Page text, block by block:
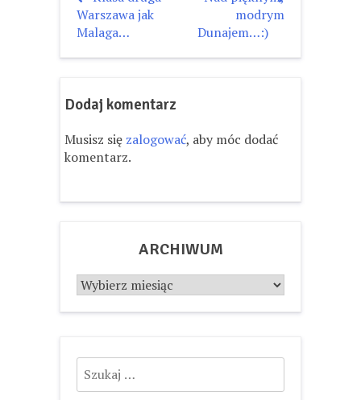
wpisu
Warszawa jak
Malaga…
modrym
Dunajem…:)
Dodaj komentarz
Musisz się zalogować, aby móc dodać
komentarz.
ARCHIWUM
Archiwum
Szukaj: